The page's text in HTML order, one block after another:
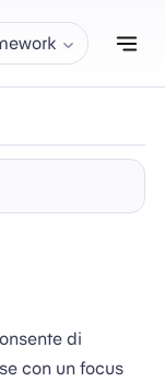
di
con un focus